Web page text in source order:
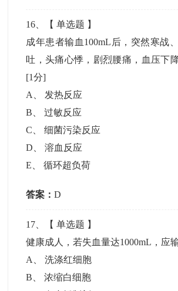
16 、【单选题 】
成年患者输血100mL后，突然寒战
吐，头痛心悸，剧烈腰痛，血压下
[1分]
A
发热反应
B 、过敏反应
C 、细菌污染反应
D 、溶血反应
E 、循环超负荷
答案：D
17 、【单选题 】
健康成人，若失血量达1000mL，应
A
、洗涤红细胞
B 、浓缩白细胞